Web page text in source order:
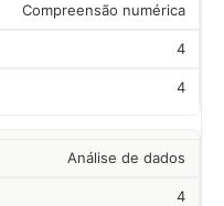
Compreensão numérica
4
4
Análise de dados
4